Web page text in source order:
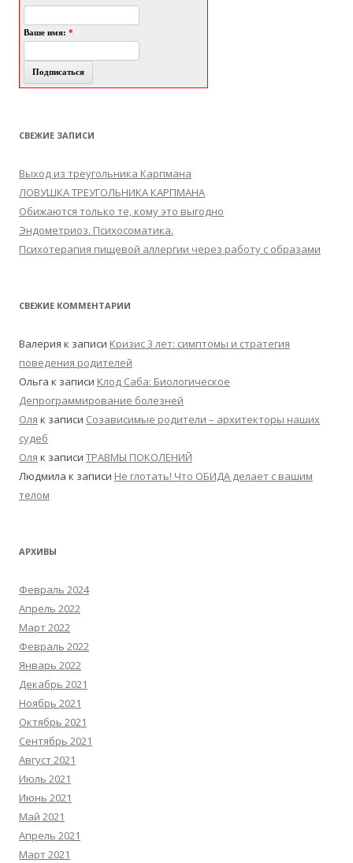
Ваше имя: *
СВЕЖИЕ ЗАПИСИ
Выход из треугольника Карпмана
ЛОВУШКА ТРЕУГОЛЬНИКА КАРПМАНА
Обижаются только те, кому это выгодно
Эндометриоз. Психосоматика.
Психотерапия пищевой аллергии через работу с образами
СВЕЖИЕ КОММЕНТАРИИ
Валерия к записи Кризис 3 лет: симптомы и стратегия
поведения родителей
Ольга к записи Клод Саба: Биологическое
Депрограммирование болезней
Оля к записи Созависимые родители – архитекторы наших
судеб
Оля к записи ТРАВМЫ ПОКОЛЕНИЙ
Людмила к записи Не глотать! Что ОБИДА делает с вашим
телом
АРХИВЫ
Февраль 2024
Апрель 2022
Март 2022
Февраль 2022
Январь 2022
Декабрь 2021
Ноябрь 2021
Октябрь 2021
Сентябрь 2021
Август 2021
Июль 2021
Июнь 2021
Май 2021
Апрель 2021
Март 2021